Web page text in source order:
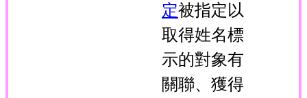
定被指定以
取得姓名標
示的對象有
關聯、獲得